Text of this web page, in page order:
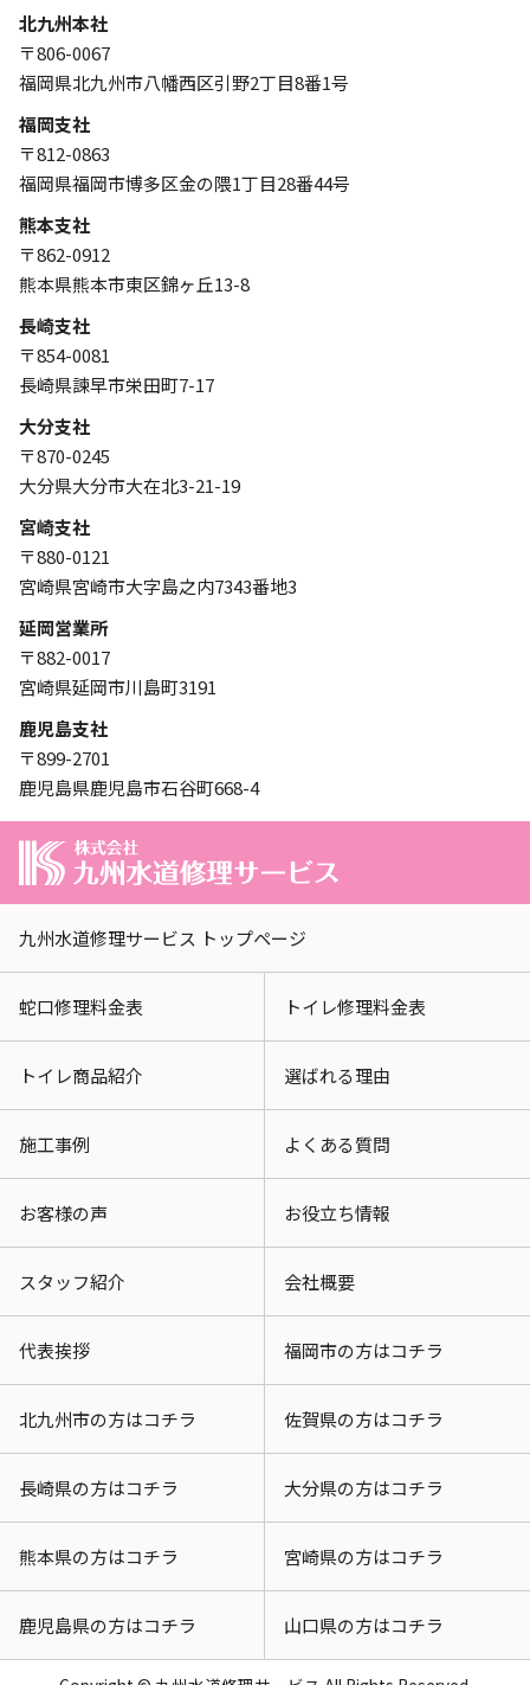
北九州本社
〒806-0067
福岡県北九州市八幡西区引野2丁目8番1号
福岡支社
〒812-0863
福岡県福岡市博多区金の隈1丁目28番44号
熊本支社
〒862-0912
熊本県熊本市東区錦ヶ丘13-8
長崎支社
〒854-0081
長崎県諫早市栄田町7-17
大分支社
〒870-0245
大分県大分市大在北3-21-19
宮崎支社
〒880-0121
宮崎県宮崎市大字島之内7343番地3
延岡営業所
〒882-0017
宮崎県延岡市川島町3191
鹿児島支社
〒899-2701
鹿児島県鹿児島市石谷町668-4
九州水道修理サービス トップページ
蛇口修理料金表 トイレ修理料金表
トイレ商品紹介 選ばれる理由
施工事例 よくある質問
お客様の声 お役立ち情報
スタッフ紹介 会社概要
代表挨拶 福岡市の方はコチラ
北九州市の方はコチラ 佐賀県の方はコチラ
長崎県の方はコチラ 大分県の方はコチラ
熊本県の方はコチラ 宮崎県の方はコチラ
鹿児島県の方はコチラ 山口県の方はコチラ